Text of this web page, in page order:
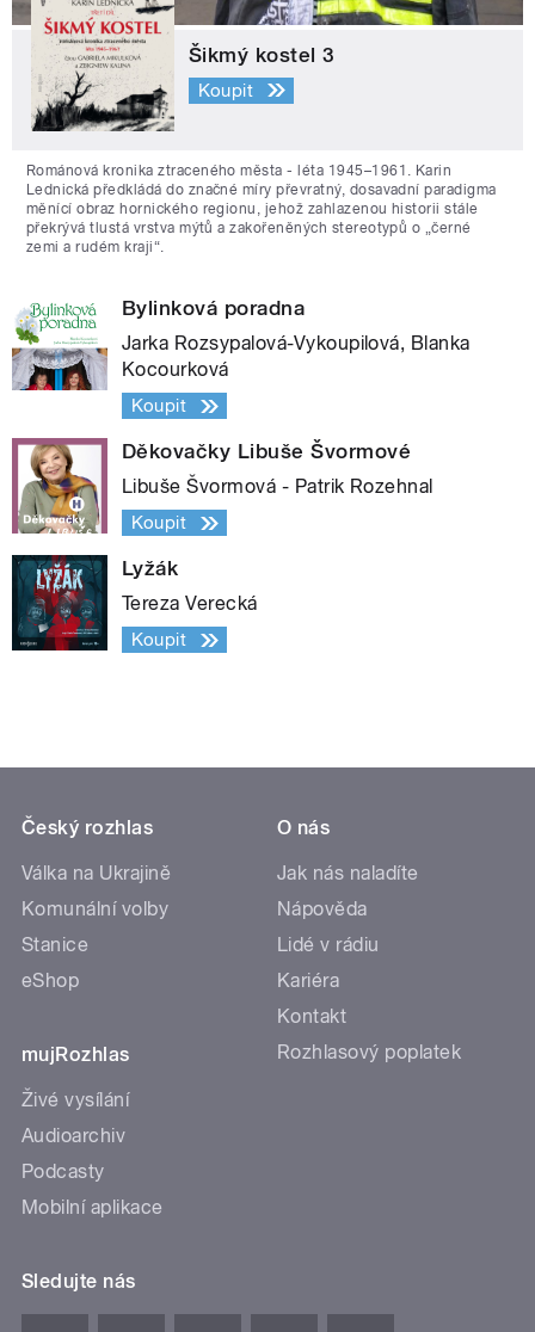
Šikmý kostel 3
Koupit
Románová kronika ztraceného města - léta 1945–1961. Karin
Lednická předkládá do značné míry převratný, dosavadní paradigma
měnící obraz hornického regionu, jehož zahlazenou historii stále
překrývá tlustá vrstva mýtů a zakořeněných stereotypů o „černé
zemi a rudém kraji“.
Bylinková poradna
Jarka Rozsypalová-Vykoupilová, Blanka
Kocourková
Koupit
Děkovačky Libuše Švormové
Libuše Švormová - Patrik Rozehnal
Koupit
Lyžák
Tereza Verecká
Koupit
Český rozhlas
Válka na Ukrajině
Komunální volby
Stanice
eShop
mujRozhlas
Živé vysílání
Audioarchiv
Podcasty
Mobilní aplikace
O nás
Jak nás naladíte
Nápověda
Lidé v rádiu
Kariéra
Kontakt
Rozhlasový poplatek
Sledujte nás